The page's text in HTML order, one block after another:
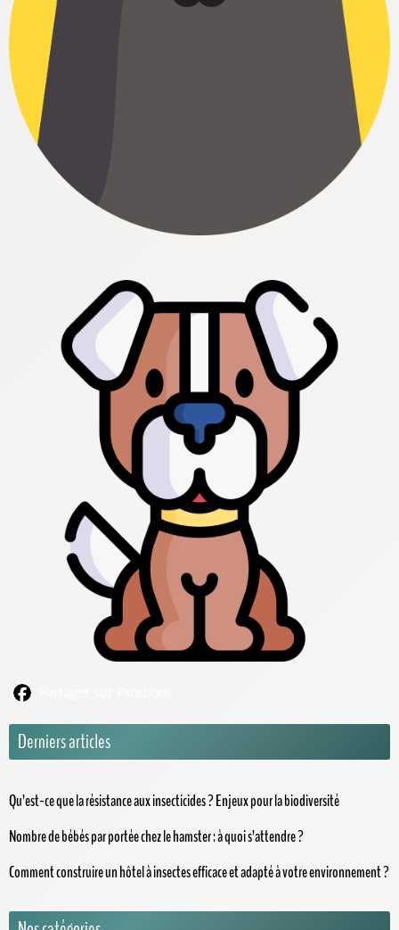
Derniers articles
Qu’est-ce que la résistance aux insecticides ? Enjeux pour la biodiversité
Nombre de bébés par portée chez le hamster : à quoi s’attendre ?
Comment construire un hôtel à insectes efficace et adapté à votre environnement ?